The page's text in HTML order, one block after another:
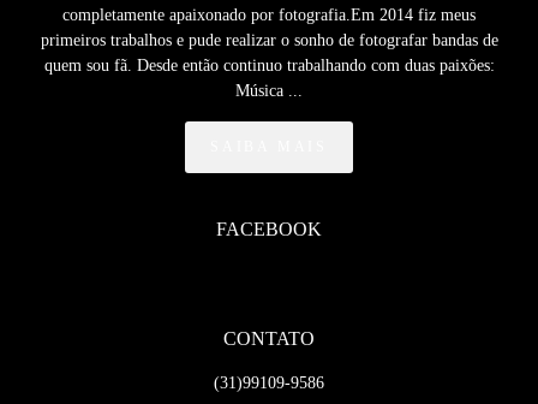
completamente apaixonado por fotografia.Em 2014 fiz meus
primeiros trabalhos e pude realizar o sonho de fotografar bandas de
quem sou fã. Desde então continuo trabalhando com duas paixões:
Música ...
FACEBOOK
CONTATO
(31)99109-9586